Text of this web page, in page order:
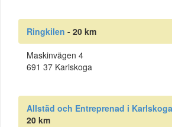
Ringkilen - 20 km
Maskinvägen 4
691 37 Karlskoga
Allstäd och Entreprenad i
20 km